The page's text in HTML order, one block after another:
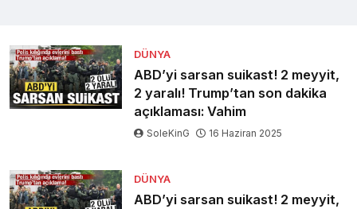
DÜNYA
ABD’yi sarsan suikast! 2 meyyit,
2 yaralı! Trump’tan son dakika
açıklaması: Vahim
SoleKinG 16 Haziran 2025
DÜNYA
ABD’yi sarsan suikast! 2 meyyit,